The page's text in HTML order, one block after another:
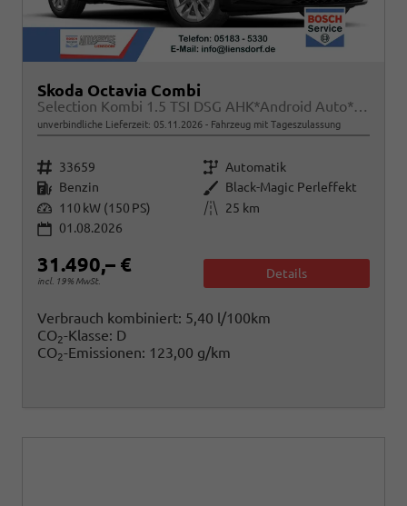
Skoda Octavia Combi
Selection Kombi 1.5 TSI DSG AHK*Android Auto*ACC*SHZ*E-Heck*Keyless*Kamera*2Z Klimaauto
unverbindliche Lieferzeit: 05.11.2026 Fahrzeug mit Tageszulassung
Fahrzeugnr. 33659 Getriebe Automatik
Kraftstoff Benzin Außenfarbe Black-Magic Perleffekt
Leistung 110 kW (150 PS) Kilometerstand
25 km
01.08.2026
31.490,– €
incl. 19% MwSt.
Details
Verbrauch kombiniert: 5,40 l/100km
CO2-Klasse: D
CO2-Emissionen: 123,00 g/km